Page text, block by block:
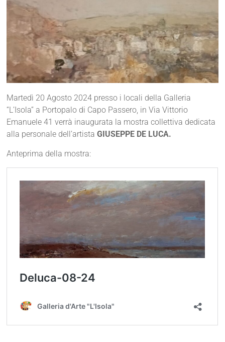
Martedì 20 Agosto 2024 presso i locali della Galleria
“L’Isola” a Portopalo di Capo Passero, in Via Vittorio
Emanuele 41 verrà inaugurata la mostra collettiva dedicata
alla personale dell’artistaGIUSEPPE DE LUCA.
Anteprima della mostra: